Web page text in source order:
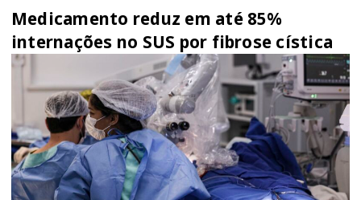
Medicamento reduz em até 85%
internações no SUS por fibrose cística